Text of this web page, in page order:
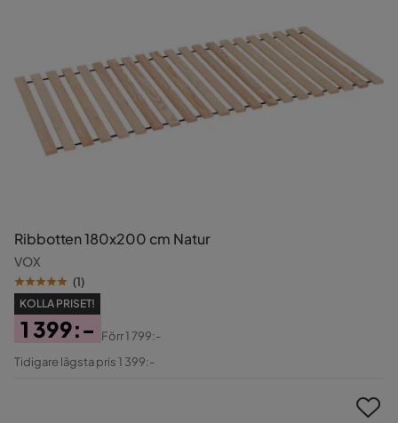
Ribbotten 180x200 cm Natur
VOX
(1)
KOLLA PRISET!
Pris
1 399:-
Original
Förr1 799:-
Tidigare lägsta pris 1 399:-